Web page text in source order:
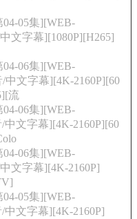
05集][WEB-
文字幕][1080P][H265]
06集][WEB-
中文字幕][4K-2160P][60
流
06集][WEB-
文字幕][4K-2160P][60
06集][WEB-
文字幕][4K-2160P]
05集][WEB-
文字幕][4K-2160P]